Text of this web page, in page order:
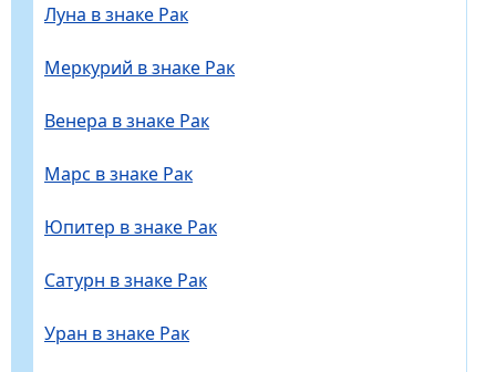
Луна в знаке Рак
Меркурий в знаке Рак
Венера в знаке Рак
Марс в знаке Рак
Юпитер в знаке Рак
Сатурн в знаке Рак
Уран в знаке Рак